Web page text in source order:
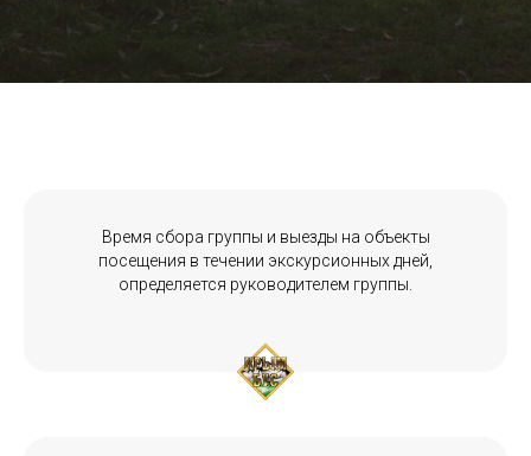
Время сбора группы и выезды на объекты
посещения в течении экскурсионных дней,
определяется руководителем группы.